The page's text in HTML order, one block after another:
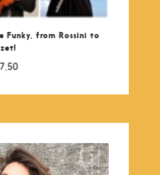
from Rossini to
7,50